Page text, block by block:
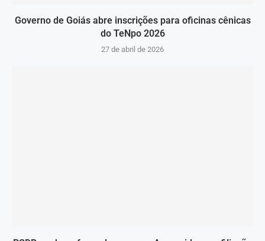
Governo de Goiás abre inscrições para oficinas cênicas
do TeNpo 2026
27 de abril de 2026